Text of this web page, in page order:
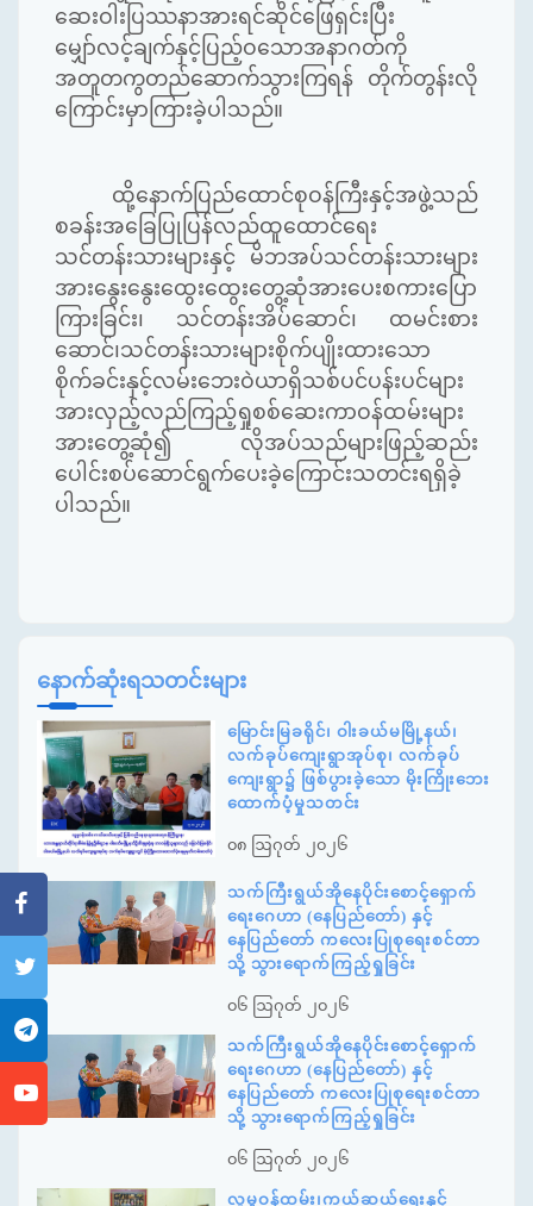
ဆေးဝါးပြဿနာအားရင်ဆိုင်ဖြေရှင်းပြီး
မျှော်လင့်ချက်နှင့်ပြည့်ဝသောအနာဂတ်ကို
အတူတကွတည်ဆောက်သွားကြရန် တိုက်တွန်းလို
ကြောင်းမှာကြားခဲ့ပါသည်။
ထို့နောက်ပြည်ထောင်စုဝန်ကြီးနှင့်အဖွဲ့သည်
စခန်းအခြေပြုပြန်လည်ထူထောင်ရေး
သင်တန်းသားများနှင့် မိဘအပ်သင်တန်းသားများ
အားနွေးနွေးထွေးထွေးတွေ့ဆုံအားပေးစကားပြော
ကြားခြင်း၊ သင်တန်းအိပ်ဆောင်၊ ထမင်းစား
ဆောင်၊သင်တန်းသားများစိုက်ပျိုးထားသော
စိုက်ခင်းနှင့်လမ်းဘေးဝဲယာရှိသစ်ပင်ပန်းပင်များ
အားလှည့်လည်ကြည့်ရှုစစ်ဆေးကာဝန်ထမ်းများ
အားတွေ့ဆုံ၍ လိုအပ်သည်များဖြည့်ဆည်း
ပေါင်းစပ်ဆောင်ရွက်ပေးခဲ့ကြောင်းသတင်းရရှိခဲ့
ပါသည်။
နောက်ဆုံးရသတင်းများ
မြောင်းမြခရိုင်၊ ဝါးခယ်မမြို့နယ်၊
လက်ခုပ်ကျေးရွာအုပ်စု၊ လက်ခုပ်
ကျေးရွာ၌ ဖြစ်ပွားခဲ့သော မိုးကြိုးဘေး
ထောက်ပံ့မှုသတင်း
၀၈ ဩဂုတ် ၂၀၂၆
သက်ကြီးရွယ်အိုနေပိုင်းစောင့်ရှောက်
ရေးဂေဟာ (နေပြည်တော်) နှင့်
နေပြည်တော် ကလေးပြုစုရေးစင်တာ
သို့ သွားရောက်ကြည့်ရှုခြင်း
၀၆ ဩဂုတ် ၂၀၂၆
သက်ကြီးရွယ်အိုနေပိုင်းစောင့်ရှောက်
ရေးဂေဟာ (နေပြည်တော်) နှင့်
နေပြည်တော် ကလေးပြုစုရေးစင်တာ
သို့ သွားရောက်ကြည့်ရှုခြင်း
၀၆ ဩဂုတ် ၂၀၂၆
လူမှုဝန်ထမ်း၊ကယ်ဆယ်ရေးနှင့်